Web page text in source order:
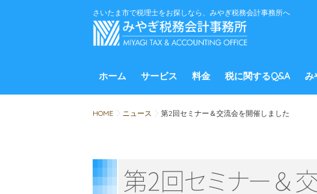
さいたま市で税理士をお探しなら、みやぎ税務会計事務所へ
ホーム サービス 料金 税に関するQ&A み
HOME ニュース 第2回セミナー＆交流会を開催しました
第2 回 セ ミナー ＆